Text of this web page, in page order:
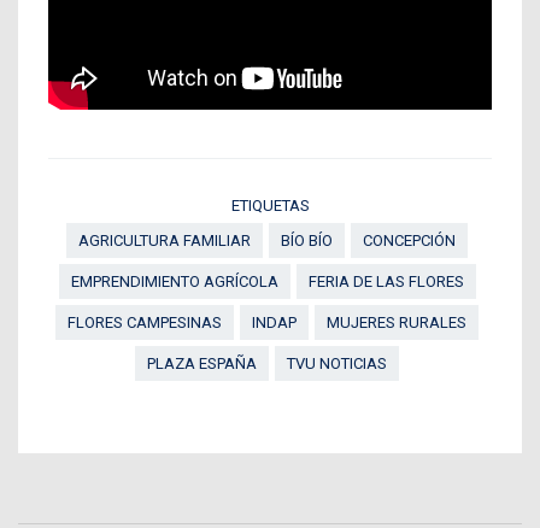
ETIQUETAS
AGRICULTURA FAMILIAR
BÍO BÍO CONCEPCIÓN
EMPRENDIMIENTO AGRÍCOLA FERIA DE LAS FLORES
FLORES CAMPESINAS INDAP MUJERES RURALES
PLAZA ESPAÑA TVU NOTICIAS